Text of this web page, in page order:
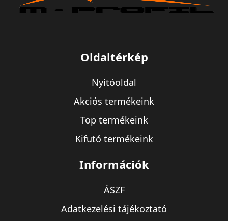
Oldaltérkép
Nyitóoldal
Akciós termékeink
Top termékeink
Kifutó termékeink
Információk
ÁSZF
Adatkezelési tájékoztató